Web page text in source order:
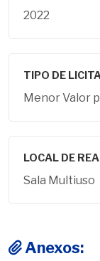
2022
TIPO DE
Menor Valor
LOCAL DE
Sala Multiuso
Anexos: